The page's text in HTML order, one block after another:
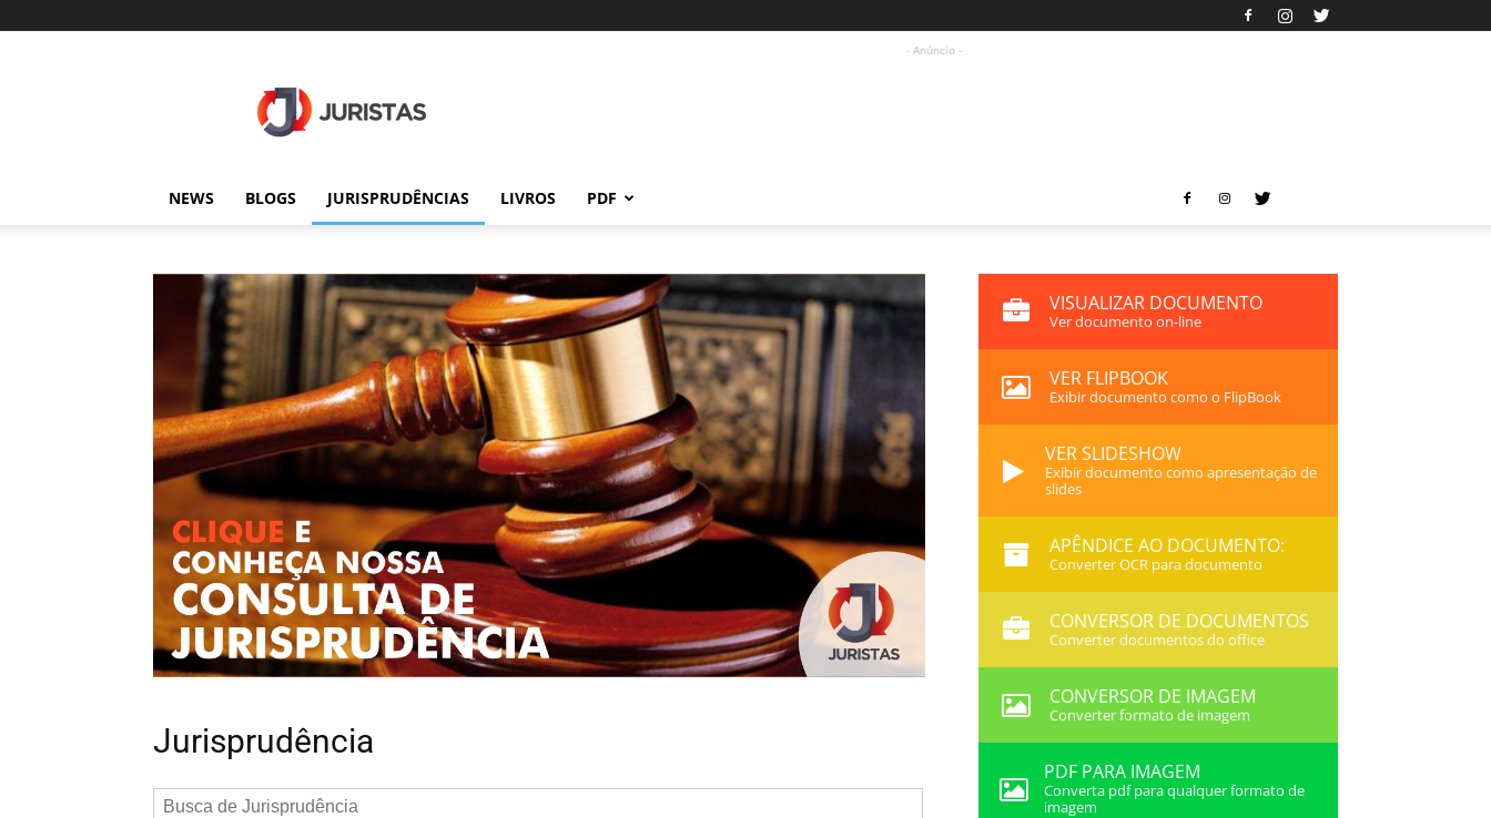
- Anúncio -
NEWS BLOGS JURISPRUDÊNCIAS LIVROS PDF
Jurisprudência
VISUALIZAR DOCUMENTO
Ver documento on-line
VER FLIPBOOK
Exibir documento como o FlipBook
VER SLIDESHOW
Exibir documento como apresentação de
slides
APÊNDICE AO DOCUMENTO:
Converter OCR para documento
CONVERSOR DE DOCUMENTOS
Converter documentos do office
CONVERSOR DE IMAGEM
Converter formato de imagem
PDF PARA IMAGEM
Converta pdf para qualquer formato de
imagem